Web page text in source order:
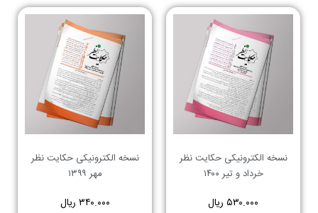
نسخه الکترونیکی حکایت نظر
خرداد و تیر ۱۴۰۰
۵۳۰.۰۰۰ ریال
نسخه الکترونیکی حکایت نظر
مهر ۱۳۹۹
۳۴۰.۰۰۰ ریال